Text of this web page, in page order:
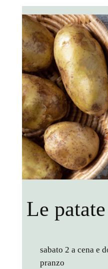
Le
sabato 2 a cena e
pranzo